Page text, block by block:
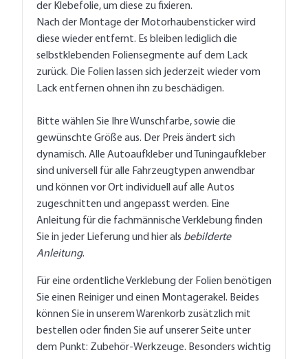
der Klebefolie, um diese zu fixieren.
Nach der Montage der Motorhaubensticker wird
diese wieder entfernt. Es bleiben lediglich die
selbstklebenden Foliensegmente auf dem Lack
zurück. Die Folien lassen sich jederzeit wieder vom
Lack entfernen ohnen ihn zu beschädigen.
Bitte wählen Sie Ihre Wunschfarbe, sowie die
gewünschte Größe aus. Der Preis ändert sich
dynamisch. Alle Autoaufkleber und Tuningaufkleber
sind universell für alle Fahrzeugtypen anwendbar
und können vor Ort individuell auf alle Autos
zugeschnitten und angepasst werden. Eine
Anleitung für die fachmännische Verklebung finden
Sie in jeder Lieferung und hier als bebilderte
Anleitung.
Für eine ordentliche Verklebung der Folien benötigen
Sie einen Reiniger und einen Montagerakel. Beides
können Sie in unserem Warenkorb zusätzlich mit
bestellen oder finden Sie auf unserer Seite unter
dem Punkt: Zubehör-Werkzeuge. Besonders wichtig